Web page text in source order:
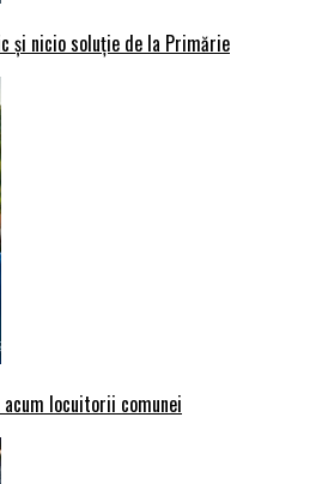
și nicio soluție de la Primărie
locuitorii comunei